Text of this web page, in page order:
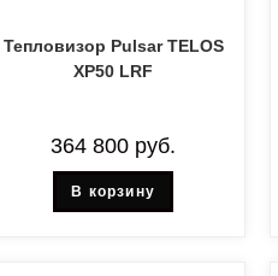
Тепловизор Pulsar TELOS
XP50 LRF
364 800 руб.
В корзину